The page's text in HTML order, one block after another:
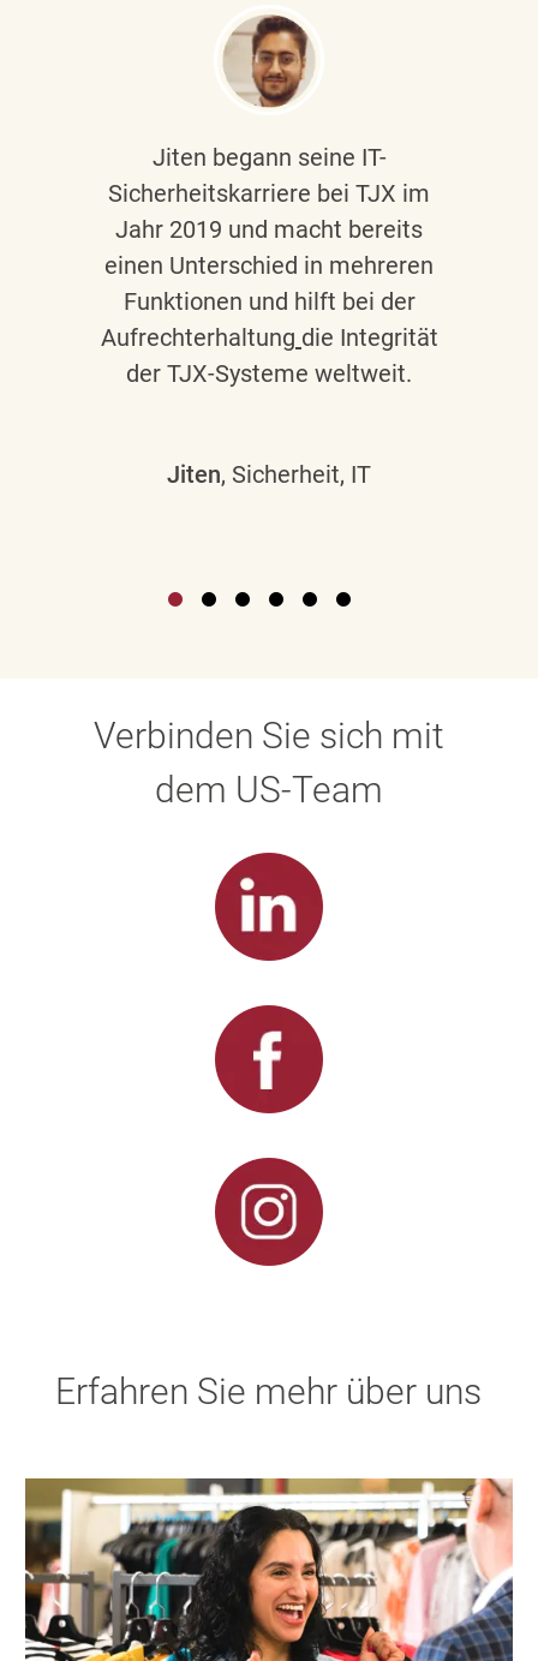
Jiten begann seine IT-
Sicherheitskarriere bei TJX im
Jahr 2019 und macht bereits
einen Unterschied in mehreren
Funktionen und hilft bei der
Aufrechterhaltung die Integrität
der TJX-Systeme weltweit.
Jiten, Sicherheit, IT
Verbinden Sie sich mit
dem US-Team
Erfahren Sie mehr über uns